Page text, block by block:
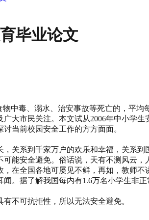
毕业论文
中毒、溺水、治安事故等死亡的，平
大市民关注。本文试从2006年中小学
当前校园安全工作的方方面面。
关系到千家万户的欢乐和幸福，关系
能安全避免。俗话说，天有不测风云
在全国各地可屡见不鲜，再如，教师
。据了解我国每内有1.6万名小学生非
不可抗拒性，所以无法安全避免。